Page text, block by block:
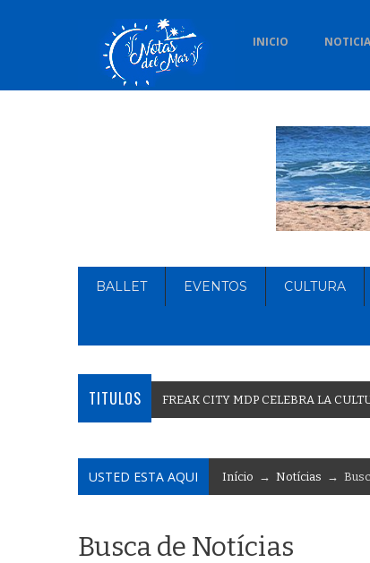
INICIO
BALLET EVENTOS CULTURA
TITULOS FREAK CITY MDP CELEBRA LA CULT
USTED ESTA AQUI Início → Notícias →
Busca de Notícias